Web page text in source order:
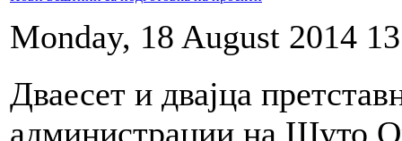
Monday, 18 August 2014
Дваесет и двајца
администрации на Шуто